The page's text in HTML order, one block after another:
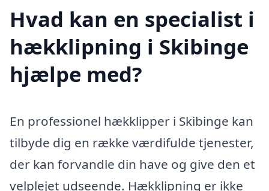
Hvad kan en specialist i
hækklipning i Skibinge
hjælpe med?
En professionel hækklipper i Skibinge kan
tilbyde dig en række værdifulde tjenester,
der kan forvandle din have og give den et
velplejet udseende. Hækklipning er ikke